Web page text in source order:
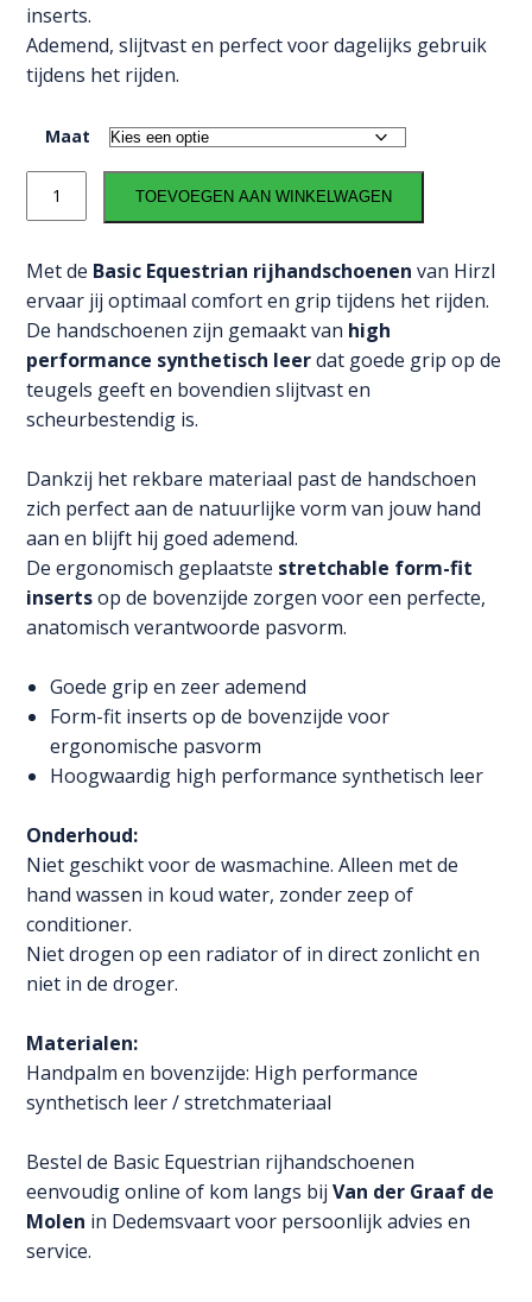
inserts.
Ademend, slijtvast en perfect voor dagelijks gebruik
tijdens het rijden.
Maat
Basic
rijhandschoen
TOEVOEGEN AAN WINKELWAGEN
Met de Basic Equestrian rijhandschoenen van Hirzl
ervaar jij optimaal comfort en grip tijdens het rijden.
De handschoenen zijn gemaakt van high
performance synthetisch leerdat goede grip op de
teugels geeft en bovendien slijtvast en
scheurbestendig is.
Dankzij het rekbare materiaal past de handschoen
zich perfect aan de natuurlijke vorm van jouw hand
aan en blijft hij goed ademend.
De ergonomisch geplaatste stretchable form-fit
insertsop de bovenzijde zorgen voor een perfecte,
anatomisch verantwoorde pasvorm.
Goede grip en zeer ademend
Form-fit inserts op de bovenzijde voor
ergonomische pasvorm
Hoogwaardig high performance synthetisch leer
Onderhoud:
Niet geschikt voor de wasmachine. Alleen met de
hand wassen in koud water, zonder zeep of
conditioner.
Niet drogen op een radiator of in direct zonlicht en
niet in de droger.
Materialen:
Handpalm en bovenzijde: High performance
synthetisch leer / stretchmateriaal
Bestel de Basic Equestrian rijhandschoenen
eenvoudig online of kom langs bijVan der Graaf de
Molen in Dedemsvaart voor persoonlijk advies en
service.